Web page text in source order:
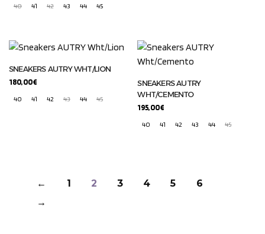
40
41 42 43 44 45
SNEAKERS AUTRY WHT/LION
180,00€
40
41 42 43 44 45
SNEAKERS AUTRY
WHT/CEMENTO
195,00€
40
41 42 43 44 45
← 1 2 3 4 5
6
→